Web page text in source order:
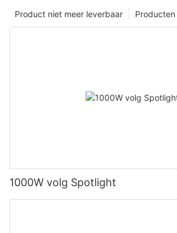
Producten
Product niet meer leverbaar
1000W volg Spotlight